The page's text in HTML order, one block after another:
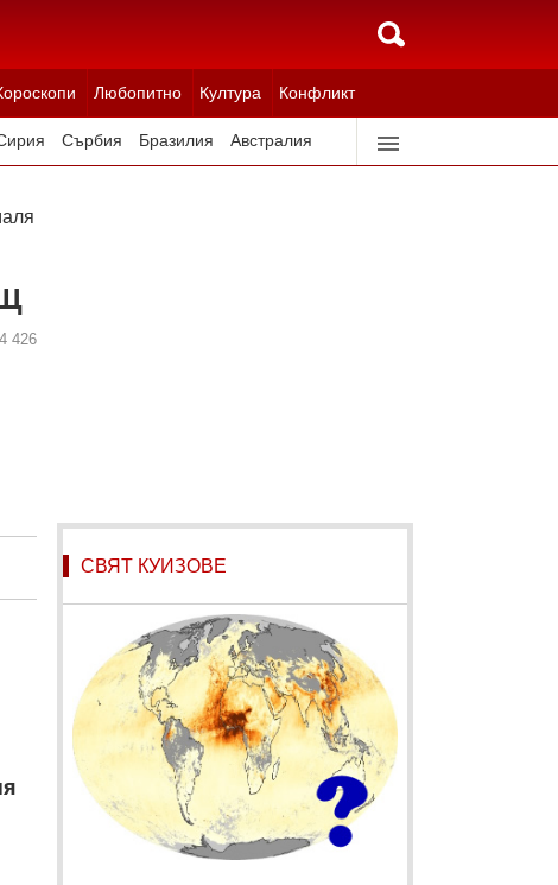
Любопитно Култура Конфликт
Сърбия Бразилия Австралия
до нула военната ни подкрепа от САЩ
4 426
СВЯТ КУИЗОВЕ